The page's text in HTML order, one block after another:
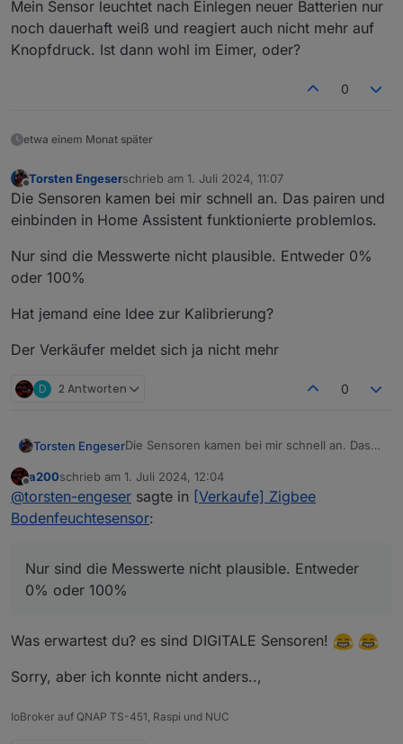
Mein Sensor leuchtet nach Einlegen neuer Batterien nur
noch dauerhaft weiß und reagiert auch nicht mehr auf
Knopfdruck. Ist dann wohl im Eimer, oder?
0
etwa einem Monat später
Offline
Torsten Engeserschrieb am 1. Juli 2024, 11:07
zuletzt editiert von
Die Sensoren kamen bei mir schnell an. Das pairen und
einbinden in Home Assistent funktionierte problemlos.
Nur sind die Messwerte nicht plausible. Entweder 0%
oder 100%
Hat jemand eine Idee zur Kalibrierung?
Der Verkäufer meldet sich ja nicht mehr
D 2 Antworten 0
Torsten EngeserDie Sensoren kamen bei mir schnell an. Das
funktionierte problemlos.
Nur sind die Messwerte nicht plausible.
Entweder 0% oder 100%
Hat jemand eine Idee zur Kalibrierung?
Offline
a200schrieb am 1. Juli 2024, 12:04
zuletzt editiert von
@torsten-engeser sagte in [Verkaufe] Zigbee
Bodenfeuchtesensor:
Nur sind die Messwerte nicht plausible. Entweder
0% oder 100%
Was erwartest du? es sind DIGITALE Sensoren!
Sorry, aber ich konnte nicht anders..,
IoBroker auf QNAP TS-451, Raspi und NUC